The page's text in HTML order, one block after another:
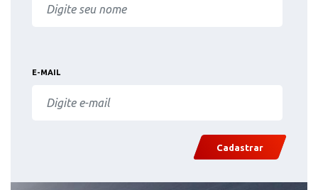
E-MAIL
Cadastrar